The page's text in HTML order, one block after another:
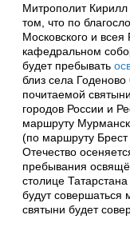
Митрополит
том, что по
Московского и
кафедральном
будет пребывать
близ села
почитаемой
городов России и
маршруту
(по маршруту
Отечество
пребывания
столице
будут
святыни будет